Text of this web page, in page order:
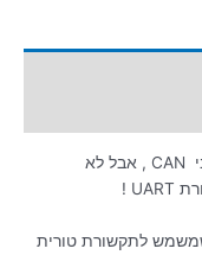
מודול המאפשר לבקר MCU לתקשר עם רכיבי CAN , אבל לא
לתקשורת טורית